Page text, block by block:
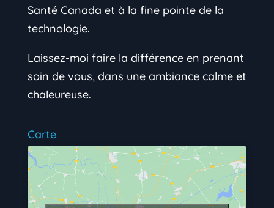
Santé Canada et à la fine pointe de la
technologie.
Laissez-moi faire la différence en prenant
soin de vous, dans une ambiance calme et
chaleureuse.
Carte